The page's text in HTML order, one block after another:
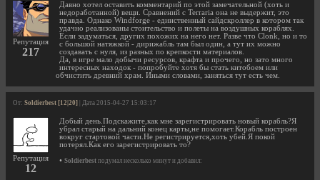
Репутация
217
Давно хотел оставить комментарий по этой замечательной (хоть и
недоработанной) вещи. Сравнений с Terraria она не выдержит, это
правда. Однако Windforge - единственный сайдскроллер в котором так
удачно реализованы стоительство и полеты на воздушных кораблях.
Если задуматься, других похожих на него нет. Разве что Clonk, но и то
с большой натяжкой - дирижабль там был один, а тут их можно
создавать с нуля, из разных по крепкости материалов.
Да, в игре мало добычи ресурсов, крафта и прочего, но зато много
интересных находок - попробуйте хотя бы стать китобоем или
обчистить древний храм. Иными словами, заняться тут есть чем.
От: Soldierbest [12|20] | Дата 2015-04-27 15:03:17
Репутация
12
Добый день.Подскажите,как мне зарегистрировать новый корабль?Я
убрал старый на дальний конец карты,не помогает.Корабль построен
вокруг стартовой части.Не регистрируется,хоть убей.Я покой
потерял.Как его зарегистрировать то?
• Soldierbest подумал несколько минут и добавил: